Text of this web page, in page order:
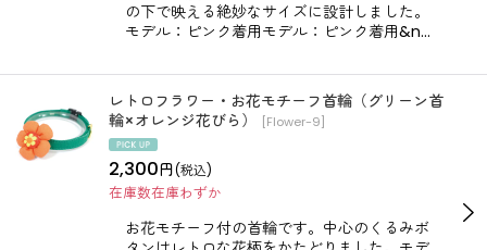
の下で映える絶妙なサイズに設計しました。
モデル：ピンク着用モデル：ピンク着用&n…
レトロフラワー・お花モチーフ首輪（グリーン首
輪×オレンジ花びら）
[Flower-9]
2,300円(税込)
在庫数在庫わずか
お花モチーフ付の首輪です。中心のくるみボ